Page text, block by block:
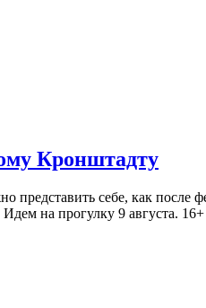
Кронштадту
себе, как после
на прогулку 9 августа. 16+